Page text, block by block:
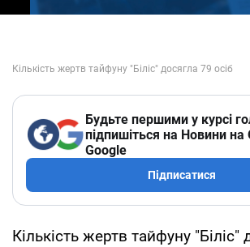
Будьте першими у курсі
підпишіться на Новини на
Google
Підписатися
Кількість жертв тайфуну "Біліс"